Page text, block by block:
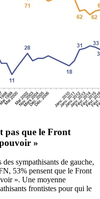
pas que le Front
»
sympathisants de gauche,
53% pensent que le Front
». Une moyenne
frontistes pour qui le